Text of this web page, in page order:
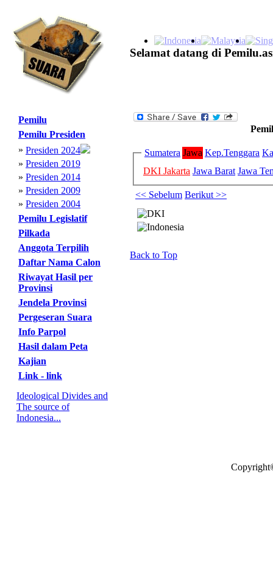
Selamat datang di
Pemilu
Pemilu Presiden
» Presiden 2024
» Presiden 2019
» Presiden 2014
» Presiden 2009
» Presiden 2004
Pemilu Legislatif
Pilkada
Anggota Terpilih
Daftar Nama Calon
Riwayat Hasil per
Provinsi
Jendela Provinsi
Pergeseran Suara
Info Parpol
Hasil dalam Peta
Kajian
Link - link
Ideological Divides and
The source of
Indonesia...
Sumatera Jawa Kep.Tenggara
DKI Jakarta Jawa Barat Jawa
<< Sebelum Berikut >>
Back to Top